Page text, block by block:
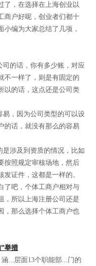
，在选择在上海创业以
商户好呢，创业者们都十
编为大家总结了几项，
的话，你有多少账，对应
不一样了，则是有固定的
以的话，这点还是公司类
，因为公司类型的可以设
的话，就没有那么的容易
涉及到资质的情况，比如
按照规定审核场地，然后
证件，这都是一样的。
吧，个体工商户相对与
，所以上海注册公司还是
，那么选择个体工商户也
举措
涵...层面13个职能部...门的